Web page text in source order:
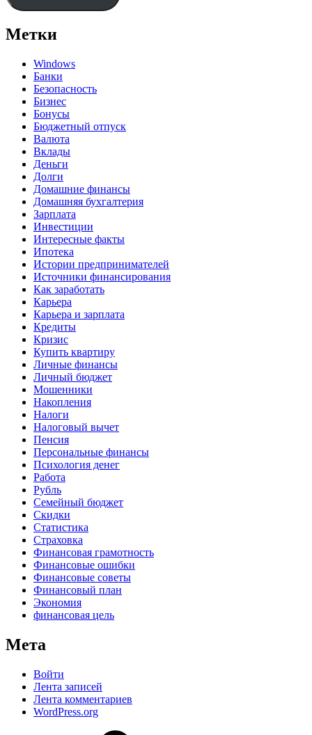
Метки
Windows
Банки
Безопасность
Бизнес
Бонусы
Бюджетный отпуск
Валюта
Вклады
Деньги
Долги
Домашние финансы
Домашняя бухгалтерия
Зарплата
Инвестиции
Интересные факты
Ипотека
Истории предпринимателей
Источники финансирования
Как заработать
Карьера
Карьера и зарплата
Кредиты
Кризис
Купить квартиру
Личные финансы
Личный бюджет
Мошенники
Накопления
Налоги
Налоговый вычет
Пенсия
Персональные финансы
Психология денег
Работа
Рубль
Семейный бюджет
Скидки
Статистика
Страховка
Финансовая грамотность
Финансовые ошибки
Финансовые советы
Финансовый план
Экономия
финансовая цель
Мета
Войти
Лента записей
Лента комментариев
WordPress.org